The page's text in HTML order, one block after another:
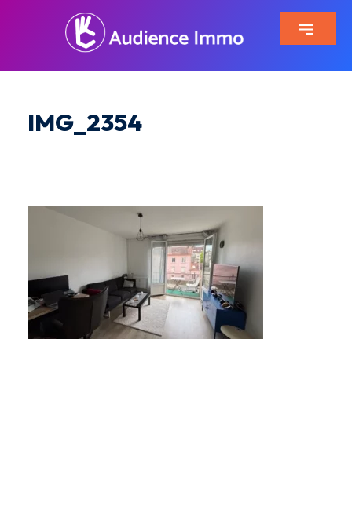
IMG_2354